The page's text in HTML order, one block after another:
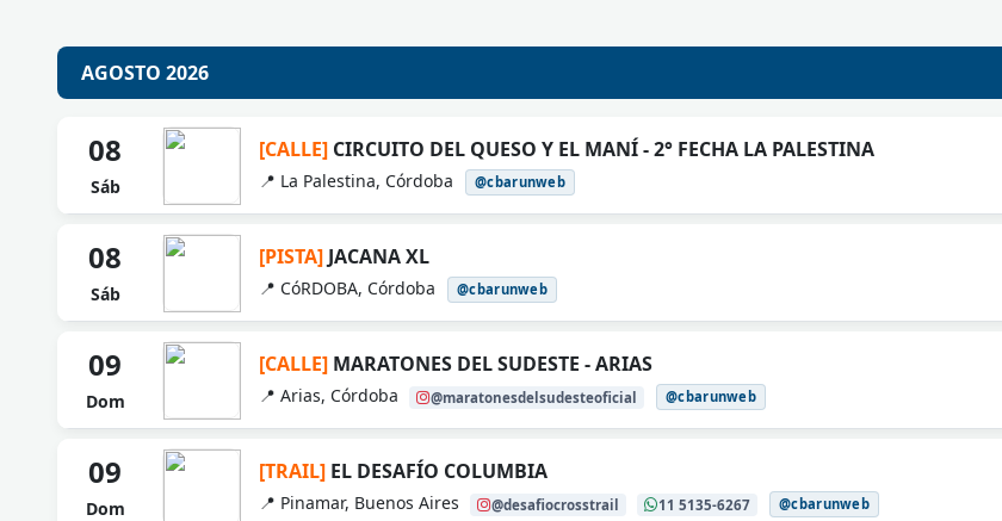
AGOSTO 2026
08
Sáb
[CALLE] CIRCUITO DEL QUESO Y EL MANÍ - 2° FECHA LA PALESTINA
📍 La Palestina, Córdoba @cbarunweb
08
Sáb
[PISTA] JACANA XL
📍 CóRDOBA, Córdoba @cbarunweb
09
Dom
[CALLE] MARATONES DEL SUDESTE - ARIAS
📍 Arias, Córdoba @maratonesdelsudesteoficial @cbarunweb
09
Dom
[TRAIL] EL DESAFÍO COLUMBIA
📍 Pinamar, Buenos Aires @desafiocrosstrail 11 5135-6267 @cbarunweb